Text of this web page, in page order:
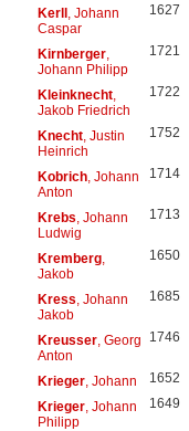
Kerll, Johann
Caspar
1627
Kirnberger,
Johann Philipp
1721
Kleinknecht,
Jakob Friedrich
1722
Knecht, Justin
Heinrich
1752
Kobrich, Johann
Anton
1714
Krebs , Johann
Ludwig
1713
Kremberg,
Jakob
1650
Kress , Johann
Jakob
1685
Kreusser, Georg
Anton
1746
Krieger, Johann 1652
Krieger, Johann
Philipp
1649